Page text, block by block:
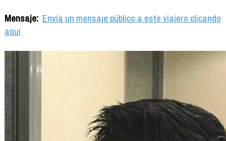
Mensaje: Envía un mensaje público a este viajero clicando
aquí